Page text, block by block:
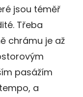
jsou téměř
Třeba
chrámu je až
pasážím
a